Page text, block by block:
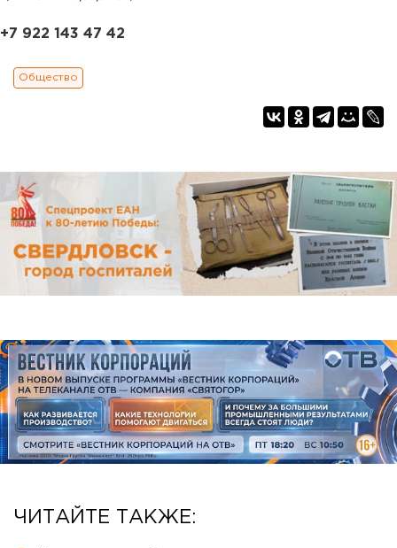
+7 922 143 47 42
Общество
ЧИТАЙТЕ ТАКЖЕ: